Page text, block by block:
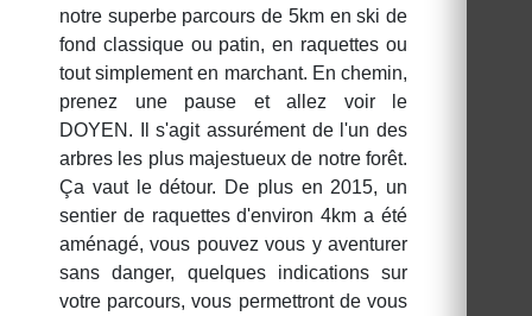
notre superbe parcours de 5km en ski de
fond classique ou patin, en raquettes ou
tout simplement en marchant. En chemin,
prenez une pause et allez voir le
DOYEN. Il s'agit assurément de l'un des
arbres les plus majestueux de notre forêt.
Ça vaut le détour. De plus en 2015, un
sentier de raquettes d'environ 4km a été
aménagé, vous pouvez vous y aventurer
sans danger, quelques indications sur
votre parcours, vous permettront de vous